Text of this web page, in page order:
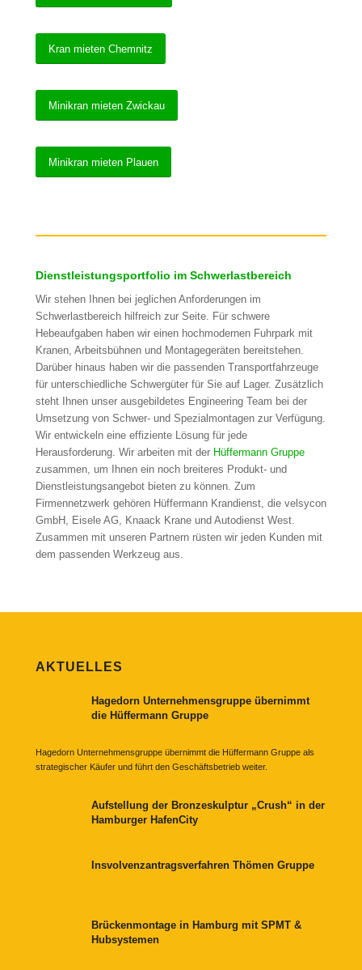
Kran mieten Chemnitz
Minikran mieten Zwickau
Minikran mieten Plauen
Dienstleistungsportfolio im Schwerlastbereich
Wir stehen Ihnen bei jeglichen Anforderungen im
Schwerlastbereich hilfreich zur Seite. Für schwere
Hebeaufgaben haben wir einen hochmodernen Fuhrpark mit
Kranen, Arbeitsbühnen und Montagegeräten bereitstehen.
Darüber hinaus haben wir die passenden Transportfahrzeuge
für unterschiedliche Schwergüter für Sie auf Lager. Zusätzlich
steht Ihnen unser ausgebildetes Engineering Team bei der
Umsetzung von Schwer- und Spezialmontagen zur Verfügung.
Wir entwickeln eine effiziente Lösung für jede
Herausforderung. Wir arbeiten mit der Hüffermann Gruppe
zusammen, um Ihnen ein noch breiteres Produkt- und
Dienstleistungsangebot bieten zu können. Zum
Firmennetzwerk gehören Hüffermann Krandienst, die velsycon
GmbH, Eisele AG, Knaack Krane und Autodienst West.
Zusammen mit unseren Partnern rüsten wir jeden Kunden mit
dem passenden Werkzeug aus.
AKTUELLES
Hagedorn Unternehmensgruppe übernimmt
die Hüffermann Gruppe
Hagedorn Unternehmensgruppe übernimmt die Hüffermann Gruppe als
strategischer Käufer und führt den Geschäftsbetrieb weiter.
Aufstellung der Bronzeskulptur „Crush“ in der
Hamburger HafenCity
Insvolvenzantragsverfahren Thömen Gruppe
Brückenmontage in Hamburg mit SPMT &
Hubsystemen